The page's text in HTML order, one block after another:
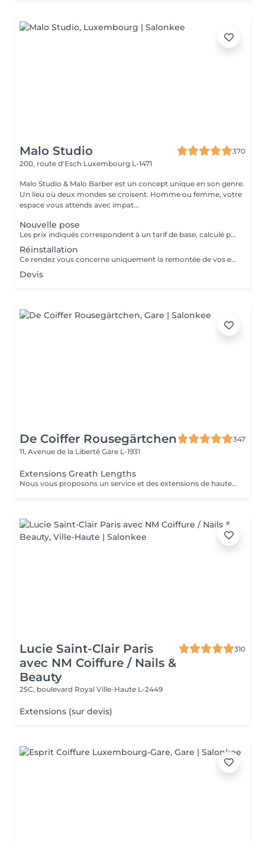
Malo Studio
370
200, route d'Esch Luxembourg L-1471
Malo Studio & Malo Barber est un concept unique en son genre.
Un lieu où deux mondes se croisent. Homme ou femme, votre
espace vous attends avec impat...
Nouvelle pose
Les prix indiqués correspondent à un tarif de base, calculé pour 1 rangée avec 2 mèches, soit le minimum pour un apport de volume uniquement. Un diagnostic personnalisé est réalisé avant chaque prestation. Le tarif final varie en fonction : - de la densité de vos cheveux, -de leur longueur, -du nombre de rangées nécessaires -du résultat souhaité.
Réinstallation
Ce rendez vous concerne uniquement la remontée de vos extensions déjà posées. Aucune nouvelle installation incluse, pour une pose complète ou de nouveaux cheveux, merci de réserver le service "nouvelle pose"
Devis
De Coiffer Rousegärtchen
347
11, Avenue de la Liberté Gare L-1931
Extensions Greath Lengths
Nous vous proposons un service et des extensions de haute qualité, en collaborant avec la marque exclusive Great Lengths! En cas de questions veuillez appeler au +352 26 35 02 89 Devis gratuit!
Lucie Saint-Clair Paris
avec NM Coiffure / Nails &
Beauty
310
25C, boulevard Royal Ville-Haute L-2449
Extensions (sur devis)